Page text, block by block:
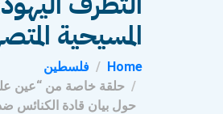
المسيحية
Home
فلسطين
حلقة خاصة من “عين
حول بيان قادة الكنائس